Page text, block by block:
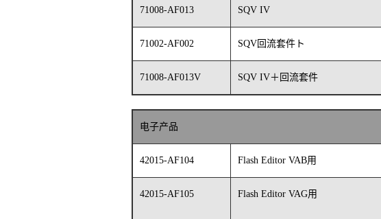
71008-AF013 SQV IV
71002-AF002 SQV回流套件ト
71008-AF013V SQV IV＋回流套件
电子产品
42015-AF104 Flash Editor VAB用
42015-AF105 Flash Editor VAG用